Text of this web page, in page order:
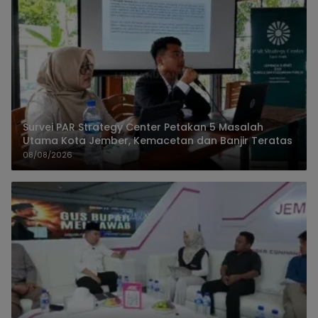
Survei PAR Strategy Center Petakan 5 Masalah
Utama Kota Jember, Kemacetan dan Banjir Teratas
08/08/2026